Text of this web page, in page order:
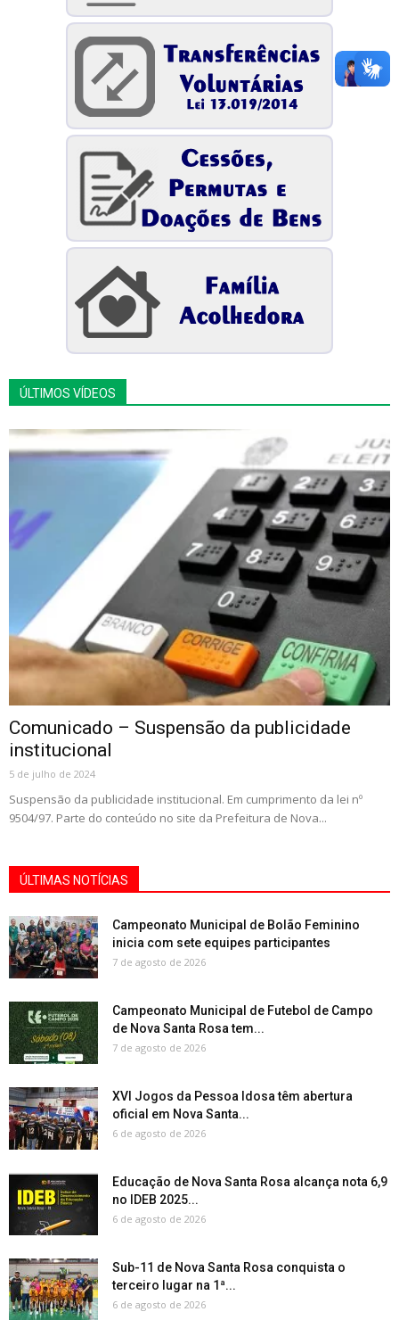
ÚLTIMOS VÍDEOS
Comunicado – Suspensão da publicidade
institucional
5 de julho de 2024
Suspensão da publicidade institucional. Em cumprimento da lei nº
9504/97. Parte do conteúdo no site da Prefeitura de Nova...
ÚLTIMAS NOTÍCIAS
Campeonato Municipal de Bolão Feminino
inicia com sete equipes participantes
7 de agosto de 2026
Campeonato Municipal de Futebol de Campo
de Nova Santa Rosa tem...
7 de agosto de 2026
XVI Jogos da Pessoa Idosa têm abertura
oficial em Nova Santa...
6 de agosto de 2026
Educação de Nova Santa Rosa alcança nota 6,9
no IDEB 2025...
6 de agosto de 2026
Sub-11 de Nova Santa Rosa conquista o
terceiro lugar na 1ª...
6 de agosto de 2026